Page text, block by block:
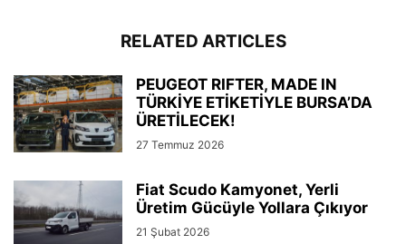
RELATED ARTICLES
PEUGEOT RIFTER, MADE IN
TÜRKİYE ETİKETİYLE BURSA’DA
ÜRETİLECEK!
27 Temmuz 2026
Fiat Scudo Kamyonet, Yerli
Üretim Gücüyle Yollara Çıkıyor
21 Şubat 2026